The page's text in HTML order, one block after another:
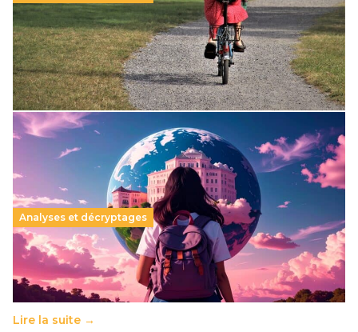
Retraite progressive accessible à partir de 60 ans
4 septembre 2025-
Lire la suite →
Analyses et décryptages
L’accueil d’étudiants étrangers, fondement d’une
diplomatie de la connaissance
23 août 2025-
Lire la suite →